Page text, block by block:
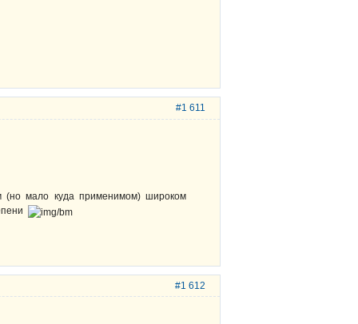
#1 611
(но мало куда применимом) широком
#1 612